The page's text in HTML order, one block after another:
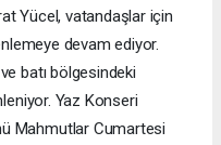
Yücel, vatandaşlar için
devam ediyor.
batı bölgesindeki
Yaz Konseri
Mahmutlar Cumartesi